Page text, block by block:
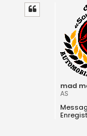
mad
AS